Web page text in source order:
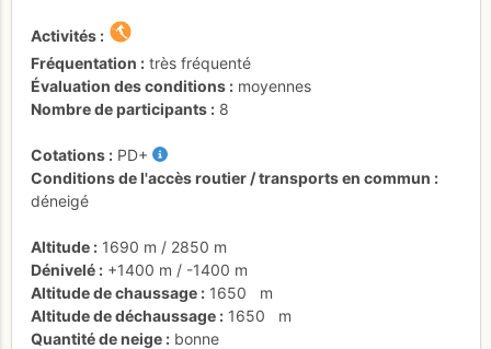
Activités
Fréquentation
très fréquenté
Évaluation des conditions
moyennes
Nombre de participants
8
Cotations
PD+
Conditions de l'accès routier / transports en commun
déneigé
Altitude 1690 m / 2850 m
Dénivelé
+1400 m / -1400 m
Altitude de chaussage
1650
m
Altitude de déchaussage
1650
m
Quantité de neige
bonne